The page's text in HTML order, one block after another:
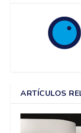
ARTÍCULOS